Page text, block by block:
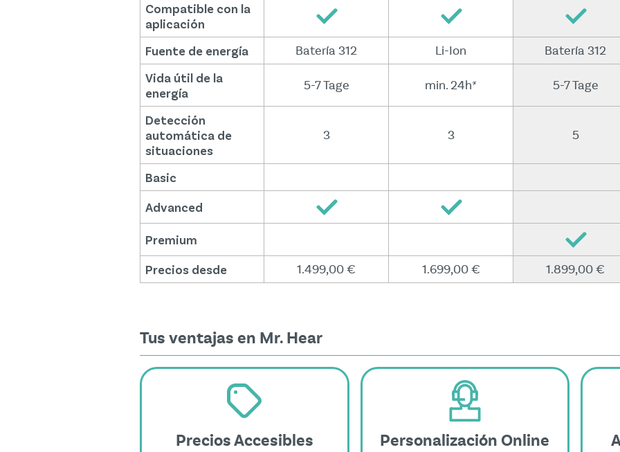
Compatible con la
aplicación
Fuente de energía
Batería 312 Li-Ion Batería 312
Vida útil de la
energía
5-7 Tage min. 24h* 5-7 Tage
Detección
automática de
situaciones
3 3 5
Basic
Advanced
Premium
Precios desde
1.499,00 € 1.699,00 € 1.899,00 €
Tus ventajas en Mr. Hear
Precios Accesibles Personalización Online